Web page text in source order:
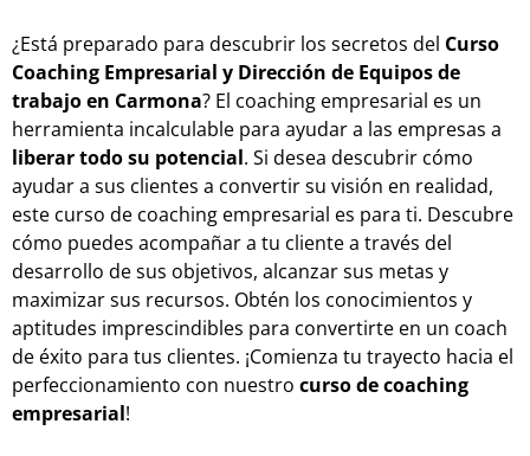
¿Está preparado para descubrir los secretos del Curso
Coaching Empresarial y Dirección de Equipos de
trabajo en Carmona? El coaching empresarial es un
herramienta incalculable para ayudar a las empresas a
liberar todo su potencial. Si desea descubrir cómo
ayudar a sus clientes a convertir su visión en realidad,
este curso de coaching empresarial es para ti. Descubre
cómo puedes acompañar a tu cliente a través del
desarrollo de sus objetivos, alcanzar sus metas y
maximizar sus recursos. Obtén los conocimientos y
aptitudes imprescindibles para convertirte en un coach
de éxito para tus clientes. ¡Comienza tu trayecto hacia el
perfeccionamiento con nuestro curso de coaching
empresarial!